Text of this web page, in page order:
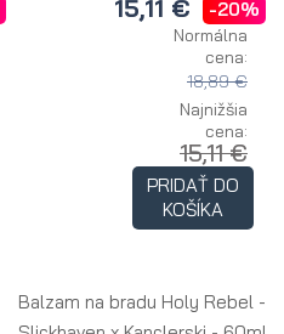
15,11 € -20%
Normálna
cena:
18,89 €
Najnižšia
cena:
15,11 €
PRIDAŤ DO
KOŠÍKA
Balzam na bradu Holy Rebel -